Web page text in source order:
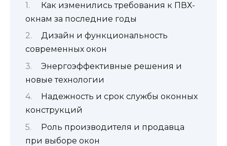
Как изменились требования к ПВХ-
окнам за последние годы
Дизайн и функциональность
современных окон
Энергоэффективные решения и
новые технологии
Надежность и срок службы оконных
конструкций
Роль производителя и продавца
при выборе окон